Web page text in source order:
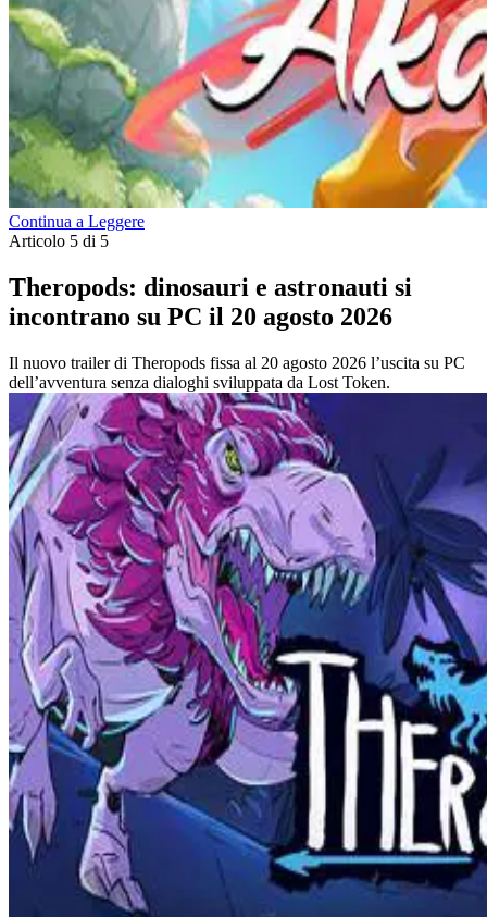
Continua a Leggere
Articolo 5 di 5
Theropods: dinosauri e astronauti si
incontrano su PC il 20 agosto 2026
Il nuovo trailer di Theropods fissa al 20 agosto 2026 l’uscita su PC
dell’avventura senza dialoghi sviluppata da Lost Token.